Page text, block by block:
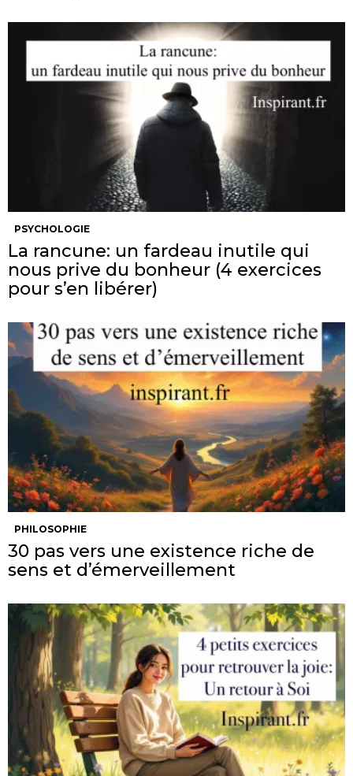
PSYCHOLOGIE
La rancune: un fardeau inutile qui
nous prive du bonheur (4 exercices
pour s’en libérer)
PHILOSOPHIE
30 pas vers une existence riche de
sens et d’émerveillement